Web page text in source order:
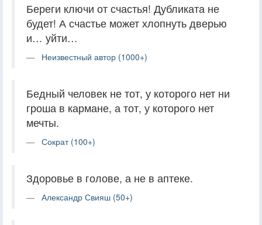
Береги ключи от счастья! Дубликата не
будет! А счастье может хлопнуть дверью
и… уйти…
Неизвестный автор (1000+)
Бедный человек не тот, у которого нет ни
гроша в кармане, а тот, у которого нет
мечты.
Сократ (100+)
Здоровье в голове, а не в аптеке.
Александр Свияш (50+)